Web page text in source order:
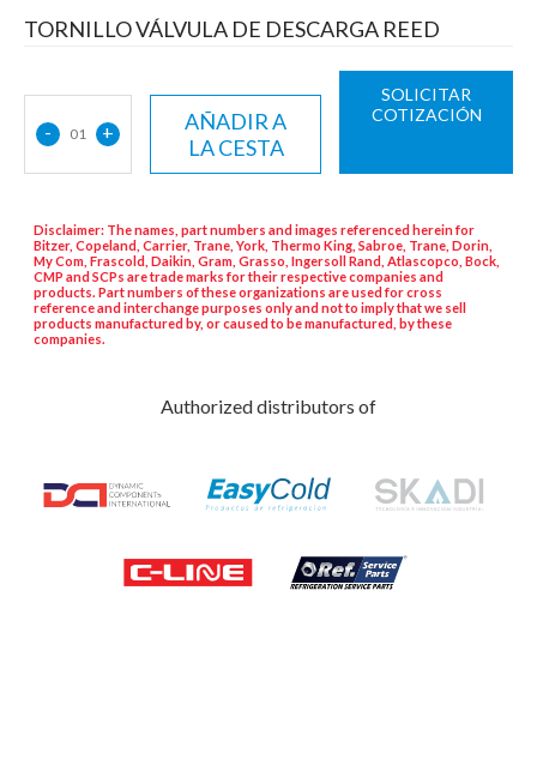
TORNILLO VÁLVULA DE DESCARGA REED
- 01 +
AÑADIR A
LA CESTA
SOLICITAR
COTIZACIÓN
Disclaimer: The names, part numbers and images referenced herein for
Bitzer, Copeland, Carrier, Trane, York, Thermo King, Sabroe, Trane, Dorin,
My Com, Frascold, Daikin, Gram, Grasso, Ingersoll Rand, Atlascopco, Bock,
CMP and SCPs are trade marks for their respective companies and
products. Part numbers of these organizations are used for cross
reference and interchange purposes only and not to imply that we sell
products manufactured by, or caused to be manufactured, by these
companies.
Authorized distributors of